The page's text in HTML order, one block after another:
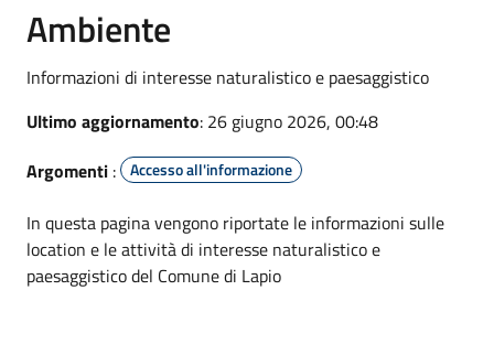
Ambiente
Informazioni di interesse naturalistico e paesaggistico
Ultimo aggiornamento: 26 giugno 2026, 00:48
Argomenti : Accesso all'informazione
In questa pagina vengono riportate le informazioni sulle
location e le attività di interesse naturalistico e
paesaggistico del Comune di Lapio